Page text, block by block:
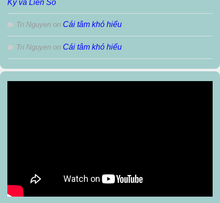
Kỳ và Liên Sô
Tri Nguyen on Cái tâm khó hiểu
Tri Nguyen on Cái tâm khó hiểu